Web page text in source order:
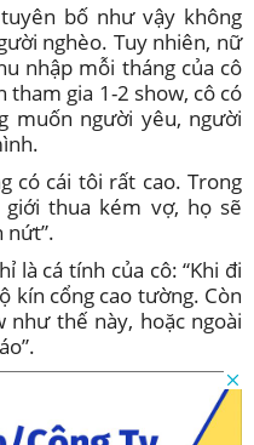
bố như vậy không
nghèo. Tuy nhiên, nữ
nhập mỗi tháng của cô
tham gia 1-2 show, cô có
muốn người yêu, người
có cái tôi rất cao. Trong
thua kém vợ, họ sẽ
nứt”.
là cá tính của cô: “Khi đi
kín cổng cao tường. Còn
thế này, hoặc ngoài